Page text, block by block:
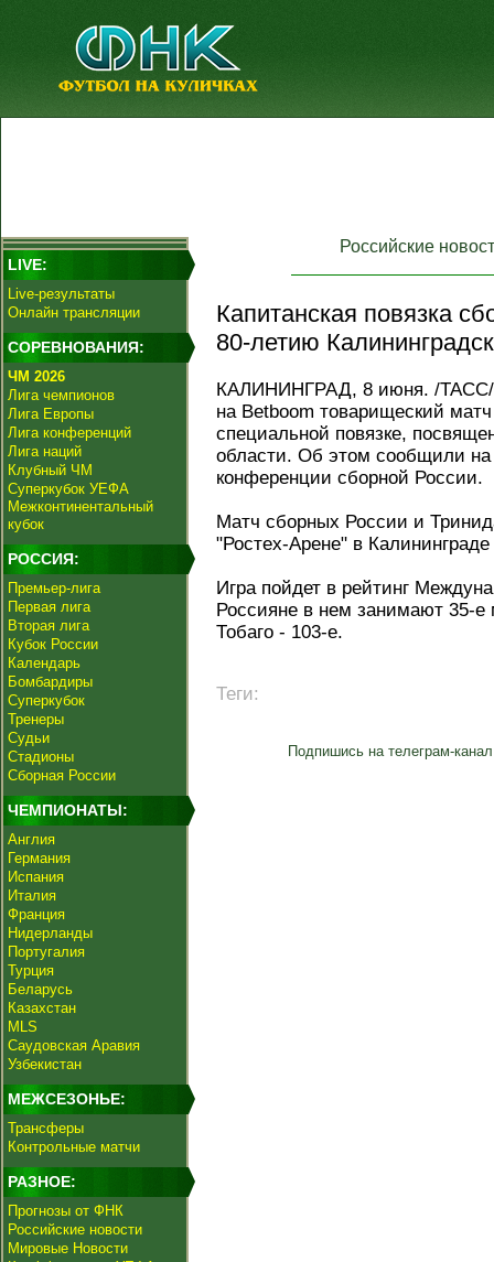
LIVE:
Live-результаты
Онлайн трансляции
СОРЕВНОВАНИЯ:
ЧМ 2026
Лига чемпионов
Лига Европы
Лига конференций
Лига наций
Клубный ЧМ
Суперкубок УЕФА
Межконтинентальный
кубок
РОССИЯ:
Премьер-лига
Первая лига
Вторая лига
Кубок России
Календарь
Бомбардиры
Суперкубок
Тренеры
Судьи
Стадионы
Сборная России
ЧЕМПИОНАТЫ:
Англия
Германия
Испания
Италия
Франция
Нидерланды
Португалия
Турция
Беларусь
Казахстан
MLS
Саудовская Аравия
Узбекистан
МЕЖСЕЗОНЬЕ:
Трансферы
Контрольные матчи
РАЗНОЕ:
Прогнозы от ФНК
Российские новости
Мировые Новости
Российские
Капитанская повязка
80-летию
КАЛИНИНГРАД, 8 июня. /ТАСС/.
на Betboom товарищеский
специальной повязке,
области. Об этом сообщили на
конференции сборной России.
Матч сборных России и
"Ростех-Арене" в
Игра пойдет в рейтинг
Россияне в нем занимают 35-
Тобаго - 103-е.
Теги:
Подпишись на телеграм-